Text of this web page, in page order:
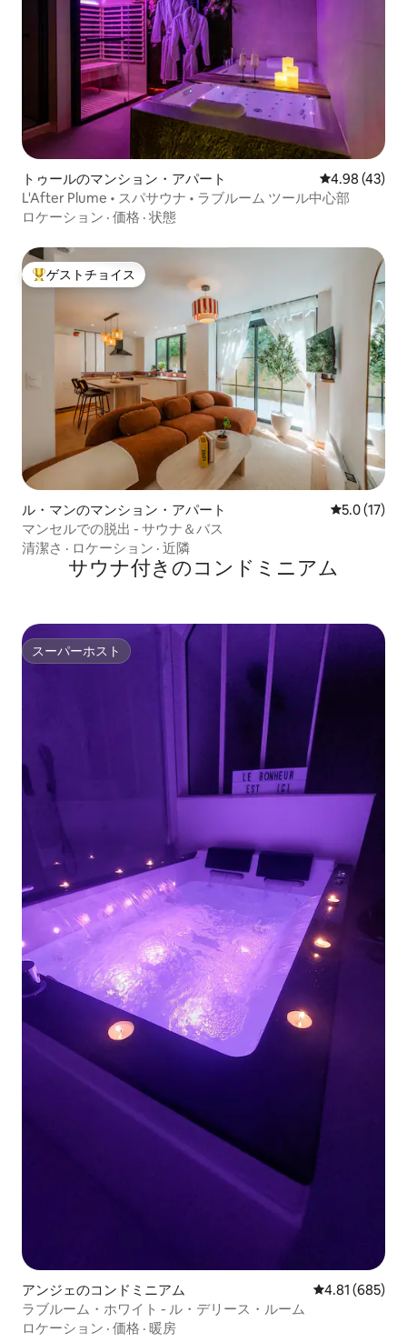
トゥールのマンション・アパート レビュー43
4.98 (43)
L'After Plume • スパサウナ • ラブルーム ツール中心部
ロケーション · 価格 · 状態
大好評のゲストチョイスです。
ゲストチョイス
ル・マンのマンション・アパート レビュー17
5.0 (17)
マンセルでの脱出 - サウナ＆バス
清潔さ · ロケーション · 近隣
サウナ付きのコンドミニアム
スーパーホスト
スーパーホスト
アンジェのコンドミニアム レビュー685
4.81 (685)
ラブルーム・ホワイト - ル・デリース・ルーム
ロケーション · 価格 · 暖房